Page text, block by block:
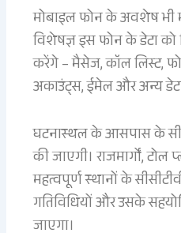
मोबाइल फोन के अवशेष भी
विशेषज्ञ इस फोन के डेटा
करेंगे – मैसेज, कॉल लिस्ट,
अकाउंट्स, ईमेल और अन्य
घटनास्थल के आसपास के
की जाएगी। राजमार्गों,
महत्वपूर्ण स्थानों के
गतिविधियों और उसके
जाएगा।